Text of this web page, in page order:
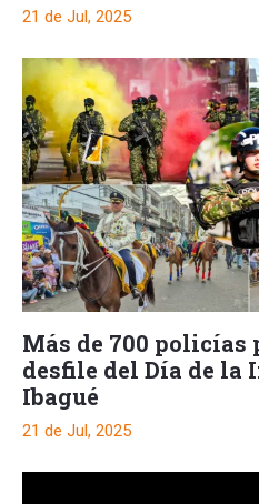
21 de Jul, 2025
Más de 700
desfile del Día de la
Ibagué
21 de Jul, 2025